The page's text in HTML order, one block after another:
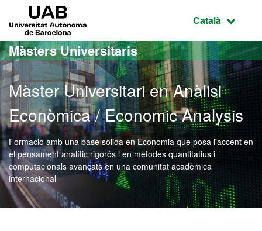
Ves al contingut principal
Ves a la navegació de la pàgina
Idioma
Català
Màsters Universitaris
Màster Universitari en Anàlisi
Econòmica / Economic Analysis
Formació amb una base sòlida en Economia que posa l'accent en
el pensament analític rigorós i en mètodes quantitatius i
computacionals avançats en una comunitat acadèmica
internacional